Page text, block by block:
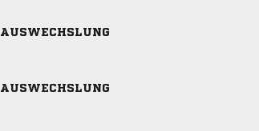
AUSWECHSLUNG
AUSWECHSLUNG